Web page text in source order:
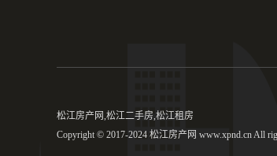
松江房产网,松江二手房,松江租房
Copyright © 2017-2024 松江房产网 www.xpnd.cn All